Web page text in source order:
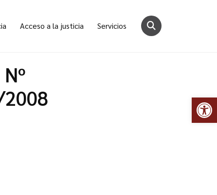
Acceso a la justicia Servicios